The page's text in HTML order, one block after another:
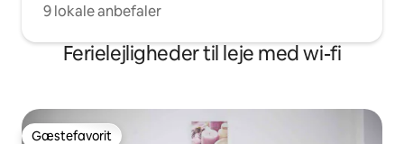
9 lokale anbefaler
Ferielejligheder til leje med wi-fi
Gæstefavorit